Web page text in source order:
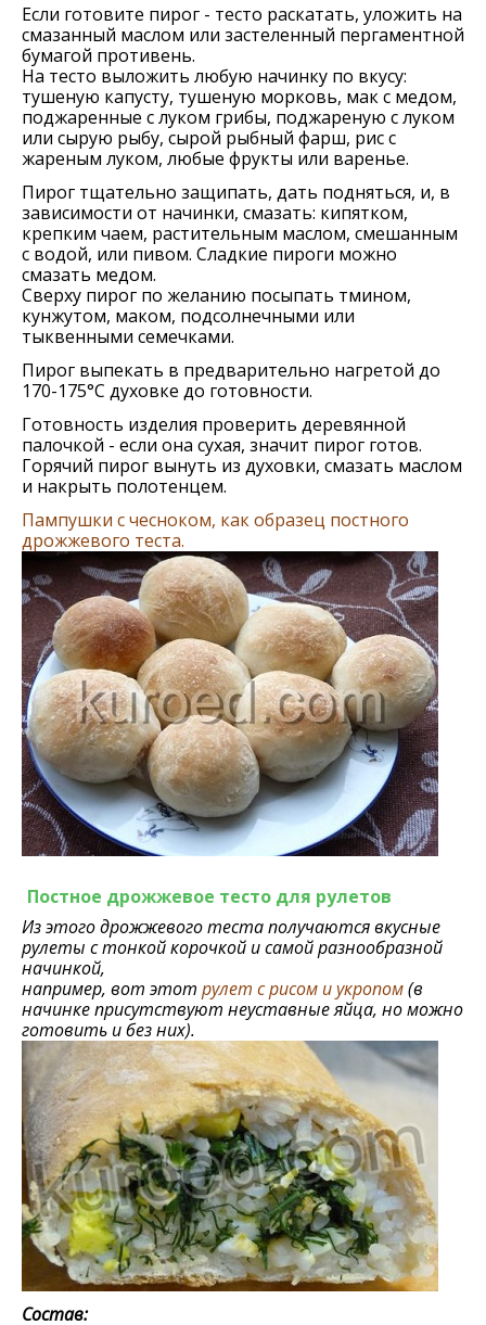
Если готовите пирог - тесто раскатать, уложить на
смазанный маслом или застеленный пергаментной
бумагой противень.
На тесто выложить любую начинку по вкусу:
тушеную капусту, тушеную морковь, мак с медом,
поджаренные с луком грибы, поджареную с луком
или сырую рыбу, сырой рыбный фарш, рис с
жареным луком, любые фрукты или варенье.
Пирог тщательно защипать, дать подняться, и, в
зависимости от начинки, смазать: кипятком,
крепким чаем, растительным маслом, смешанным
с водой, или пивом. Сладкие пироги можно
смазать медом.
Сверху пирог по желанию посыпать тмином,
кунжутом, маком, подсолнечными или
тыквенными семечками.
Пирог выпекать в предварительно нагретой до
170-175°C духовке до готовности.
Готовность изделия проверить деревянной
палочкой - если она сухая, значит пирог готов.
Горячий пирог вынуть из духовки, смазать маслом
и накрыть полотенцем.
Пампушки с чесноком, как образец постного
дрожжевого теста.
Постное дрожжевое тесто для рулетов
Из этого дрожжевого теста получаются вкусные
рулеты с тонкой корочкой и самой разнообразной
начинкой,
например, вот этот рулет с рисом и укропом(в
начинке присутствуют неуставные яйца, но можно
готовить и без них).
Состав: